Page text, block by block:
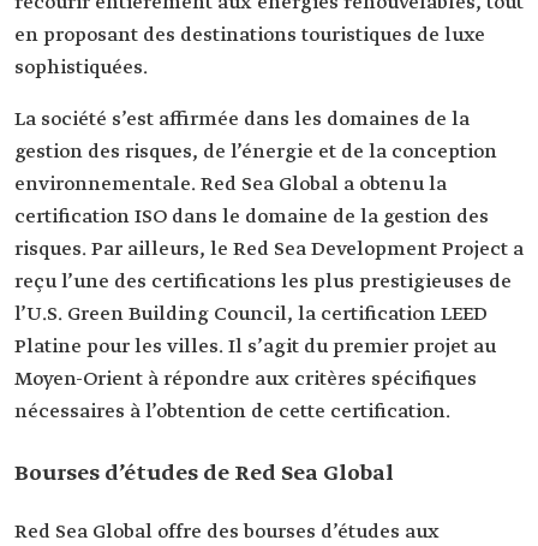
en proposant des destinations touristiques de luxe
sophistiquées.
La société s’est affirmée dans les domaines de la
gestion des risques, de l’énergie et de la conception
environnementale. Red Sea Global a obtenu la
certification ISO dans le domaine de la gestion des
risques. Par ailleurs, le Red Sea Development Project a
reçu l’une des certifications les plus prestigieuses de
l’U.S. Green Building Council, la certification LEED
Platine pour les villes. Il s’agit du premier projet au
Moyen-Orient à répondre aux critères spécifiques
nécessaires à l’obtention de cette certification.
Bourses d’études de Red Sea Global
Red Sea Global offre des bourses d’études aux